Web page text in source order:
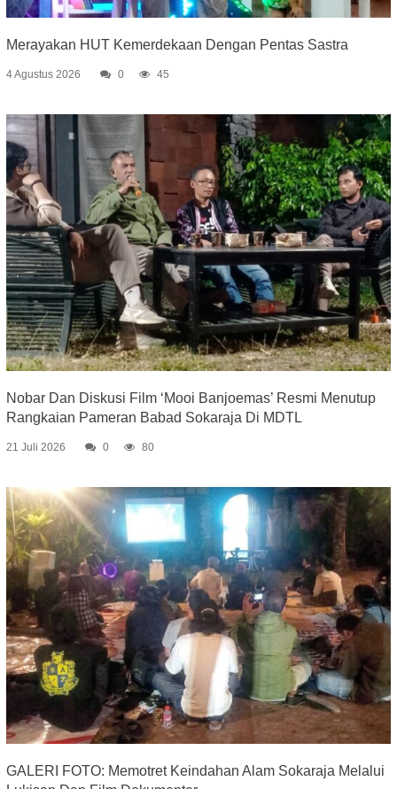
Merayakan HUT Kemerdekaan Dengan Pentas Sastra
4 Agustus 2026 0 45
Nobar Dan Diskusi Film ‘Mooi Banjoemas’ Resmi Menutup
Rangkaian Pameran Babad Sokaraja Di MDTL
21 Juli 2026 0 80
GALERI FOTO: Memotret Keindahan Alam Sokaraja Melalui